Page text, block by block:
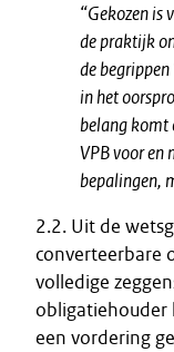
“Gekozen is
de praktijk
de begrippen
in het
belang komt
VPB voor en
bepalingen,
2.2. Uit de
converteerbare
volledige
obligatiehouder
een vordering